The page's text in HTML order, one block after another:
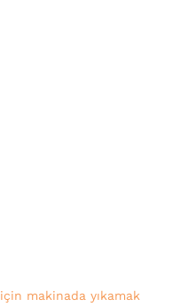
makinada yıkamak